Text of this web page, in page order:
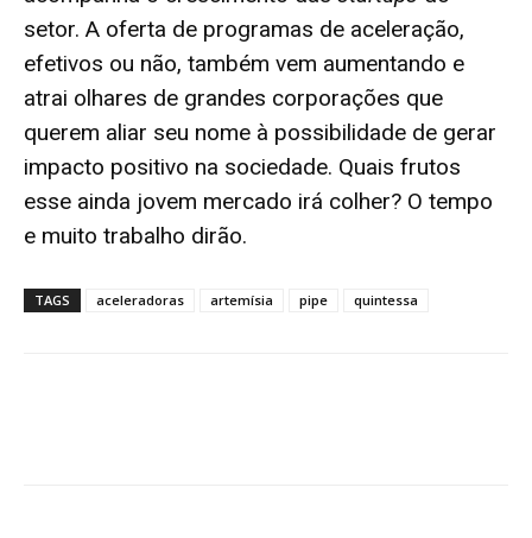
setor. A oferta de programas de aceleração,
efetivos ou não, também vem aumentando e
atrai olhares de grandes corporações que
querem aliar seu nome à possibilidade de gerar
impacto positivo na sociedade. Quais frutos
esse ainda jovem mercado irá colher? O tempo
e muito trabalho dirão.
TAGS aceleradoras artemísia pipe quintessa